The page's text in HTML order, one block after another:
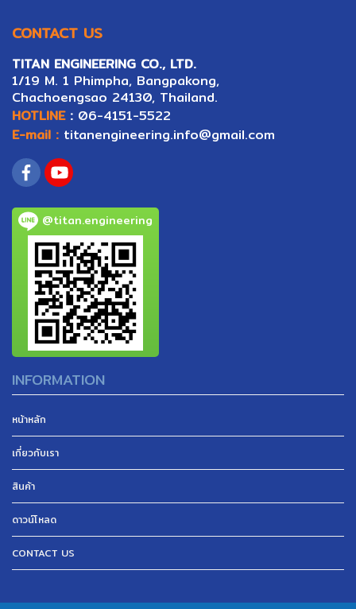
CONTACT US
TITAN ENGINEERING CO., LTD.
1/19 M. 1 Phimpha, Bangpakong,
Chachoengsao 24130, Thailand.
HOTLINE: 06-4151-5522
E-mail : titanengineering.info@gmail.com
@titan.engineering
INFORMATION
หน้าหลัก
เกี่ยวกับเรา
สินค้า
ดาวน์โหลด
CONTACT US